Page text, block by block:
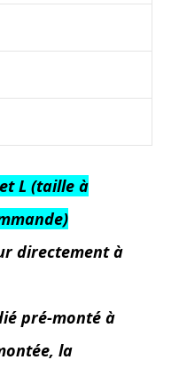
L (taille à
directement à
pré-monté à
la